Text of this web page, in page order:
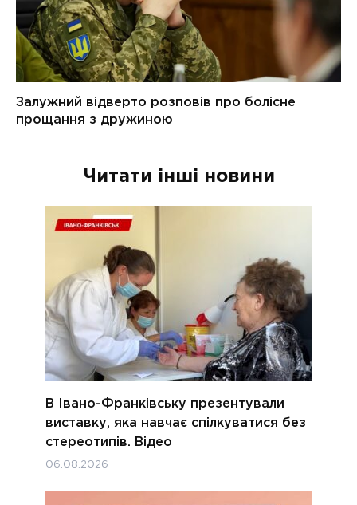
Читати інші новини
В Івано-Франківську презентували
виставку, яка навчає спілкуватися без
стереотипів. Відео
06.08.2026